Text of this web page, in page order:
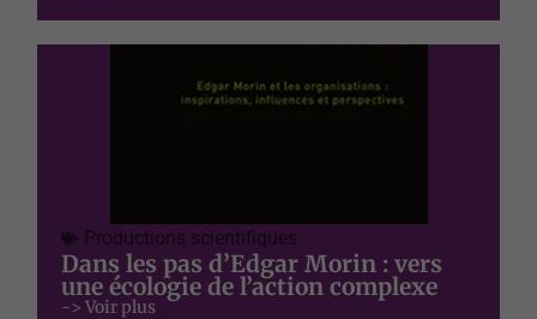
Productions scientifiques
Dans les pas d’Edgar Morin : vers
une écologie de l’action complexe
-> Voir plus